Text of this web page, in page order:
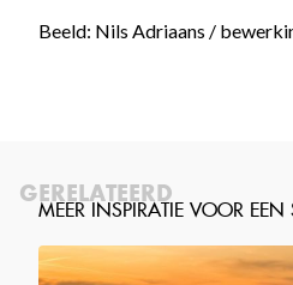
Beeld: Nils Adriaans /
GERELATEERD